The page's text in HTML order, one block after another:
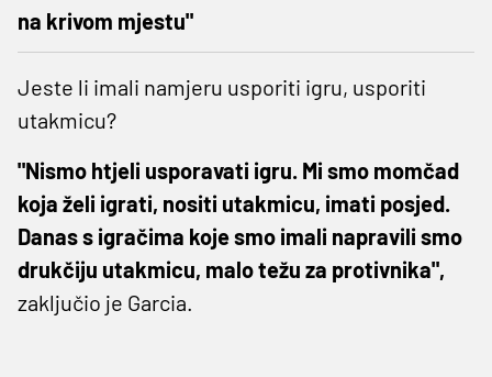
na krivom mjestu"
Jeste li imali namjeru usporiti igru, usporiti
utakmicu?
"Nismo htjeli usporavati igru. Mi smo momčad
koja želi igrati, nositi utakmicu, imati posjed.
Danas s igračima koje smo imali napravili smo
drukčiju utakmicu, malo težu za protivnika",
zaključio je Garcia.